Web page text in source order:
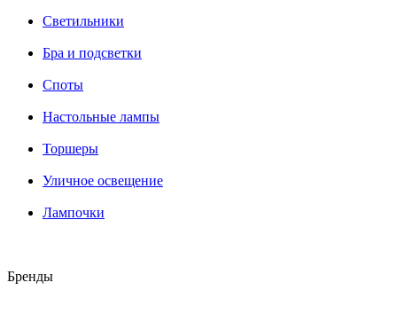
Светильники
Бра и подсветки
Споты
Настольные лампы
Торшеры
Уличное освещение
Лампочки
Бренды